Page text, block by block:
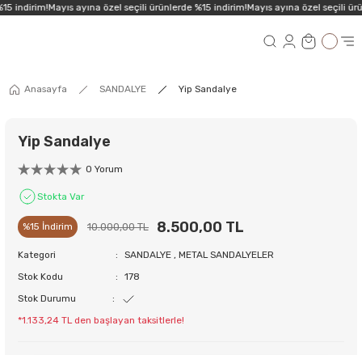
indirim!Mayıs ayına özel seçili ürünlerde %15 indirim!Mayıs ayına özel seçili
Anasayfa SANDALYE Yip Sandalye
Yip Sandalye
0 Yorum
Stokta Var
%15 İndirim 10.000,00 TL 8.500,00 TL
Kategori SANDALYE ,METAL SANDALYELER
Stok Kodu
178
Stok Durumu
*1.133,24 TL den başlayan taksitlerle!